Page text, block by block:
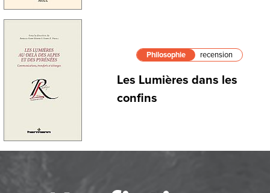
Philosophie recension
Les Lumières dans les
confins